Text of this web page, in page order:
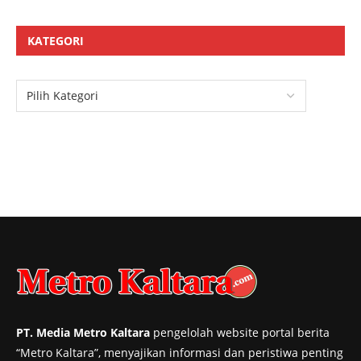
KATEGORI
PT. Media Metro Kaltara pengelolah website portal berita
“Metro Kaltara”, menyajikan informasi dan peristiwa penting